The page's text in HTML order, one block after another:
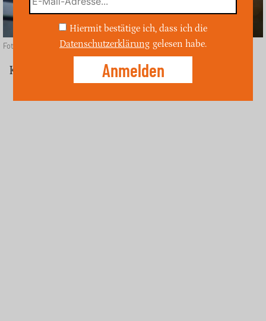
Foto: unsplash
Kuppenheim (ost)
Hiermit bestätige ich, dass ich die
Datenschutzerklärung gelesen habe.